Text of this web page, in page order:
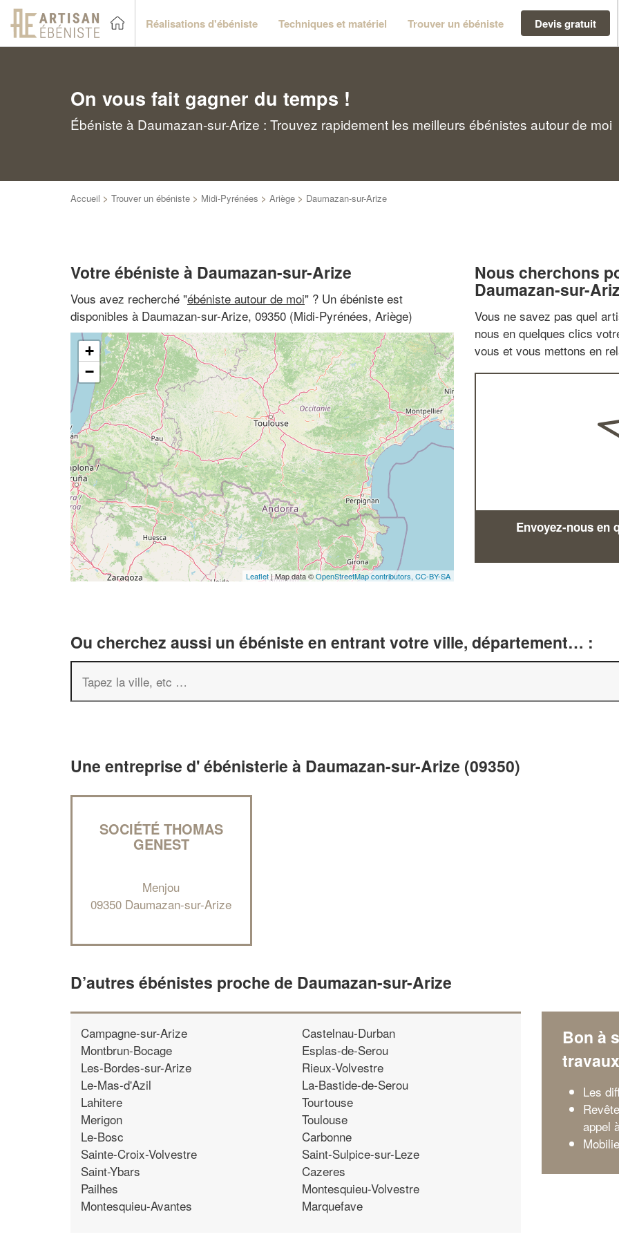
Réalisations d'ébéniste Techniques et matériel Trouver un ébéniste Devis gratuit
On vous fait gagner du temps !
Ébéniste à Daumazan-sur-Arize : Trouvez rapidement les meilleurs ébénistes autour de moi
Accueil > Trouver un ébéniste > Midi-Pyrénées > Ariège > Daumazan-sur-Arize
Votre ébéniste à Daumazan-sur-Arize
Vous avez recherché "ébéniste autour de moi" ? Un ébéniste est
disponibles à Daumazan-sur-Arize, 09350 (Midi-Pyrénées, Ariège)
+
−
Leaflet| Map data ©OpenStreetMap contributors, CC-BY-SA
Nous cherchons
Daumazan-sur-
Vous ne savez pas quel
nous en quelques clics
vous et vous mettons en
Envoyez-nous en
Ou cherchez aussi un ébéniste en entrant votre ville, département… :
Une entreprise d' ébénisterie à Daumazan-sur-Arize (09350)
SOCIÉTÉ THOMAS
GENEST
Menjou
09350 Daumazan-sur-Arize
D’autres ébénistes proche de Daumazan-sur-Arize
Campagne-sur-Arize
Montbrun-Bocage
Les-Bordes-sur-Arize
Le-Mas-d'Azil
Lahitere
Merigon
Le-Bosc
Sainte-Croix-Volvestre
Saint-Ybars
Pailhes
Montesquieu-Avantes
Castelnau-Durban
Esplas-de-Serou
Rieux-Volvestre
La-Bastide-de-Serou
Tourtouse
Toulouse
Carbonne
Saint-Sulpice-sur-Leze
Cazeres
Montesquieu-Volvestre
Marquefave
Bon à
travaux
Les
appel